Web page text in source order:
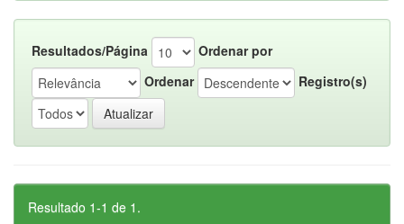
Resultados/Página
Ordenar por
Ordenar
Registro(s)
Resultado 1-1 de 1.